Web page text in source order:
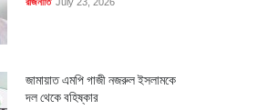
জামায়াত এমপি গাজী নজরুল ইসলামকে
দল থেকে বহিষ্কার